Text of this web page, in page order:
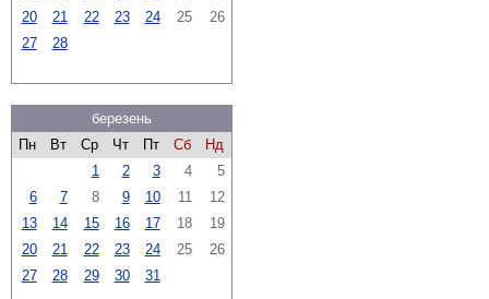
20
21 22 23 24 25
26
27
28
березень
Пн
Вт Ср Чт Пт Сб
Нд
1
2 3 4
5
6
7 8 9 10 11
12
13
14 15 16 17 18
19
20
21 22 23 24 25
26
27
28 29 30 31